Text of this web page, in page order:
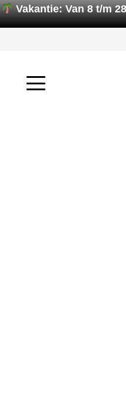
Vakantie: Van 8 t/m